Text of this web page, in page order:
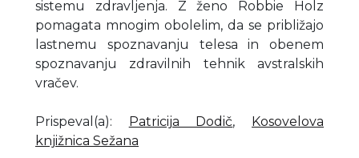
sistemu zdravljenja. Z ženo Robbie Holz
pomagata mnogim obolelim, da se približajo
lastnemu spoznavanju telesa in obenem
spoznavanju zdravilnih tehnik avstralskih
vračev.
Prispeval(a): Patricija Dodič,
Kosovelova
knjižnica Sežana